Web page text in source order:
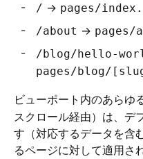
/ → pages/
/about → pages/
/blog/hello-
pages/blog/
ビューポート内のあらゆ
スクロール経由）は、デ
す（対応するデータを含
るページに対して適用さ